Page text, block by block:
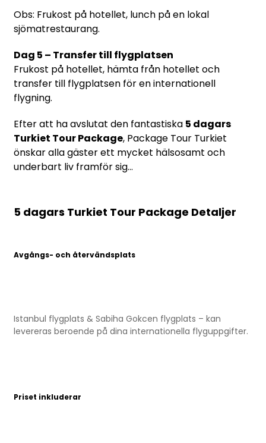
Obs: Frukost på hotellet, lunch på en lokal
sjömatrestaurang.
Dag 5 – Transfer till flygplatsen
Frukost på hotellet, hämta från hotellet och
transfer till flygplatsen för en internationell
flygning.
Efter att ha avslutat den fantastiska 5 dagars
Turkiet Tour Package, Package Tour Turkiet
önskar alla gäster ett mycket hälsosamt och
underbart liv framför sig...
5 dagars Turkiet Tour Package Detaljer
Avgångs- och återvändsplats
Istanbul flygplats & Sabiha Gokcen flygplats – kan
levereras beroende på dina internationella flyguppgifter.
Priset inkluderar